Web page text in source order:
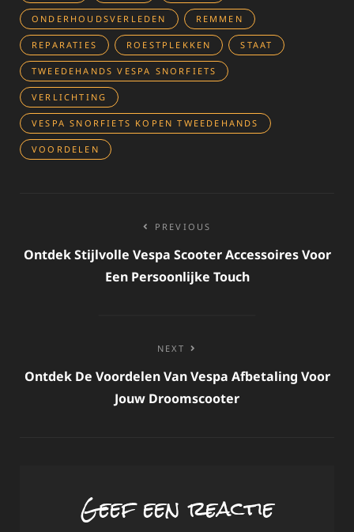
ONDERHOUDSVERLEDEN REMMEN
REPARATIES ROESTPLEKKEN STAAT
TWEEDEHANDS VESPA SNORFIETS
VERLICHTING
VESPA SNORFIETS KOPEN TWEEDEHANDS
VOORDELEN
navigatie
PREVIOUS
Ontdek Stijlvolle Vespa Scooter Accessoires Voor
Een Persoonlijke Touch
NEXT
Ontdek De Voordelen Van Vespa Afbetaling Voor
Jouw Droomscooter
Geef een reactie